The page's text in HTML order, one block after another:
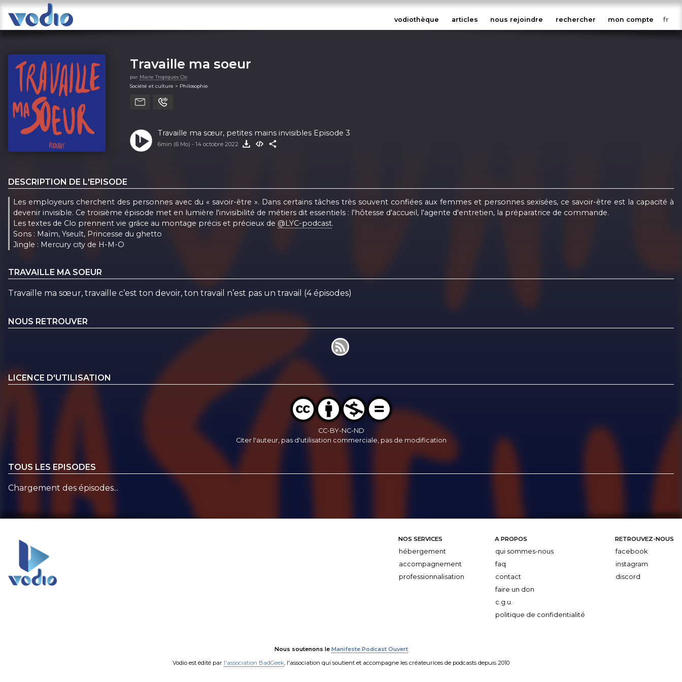
vodiothèque articles nous rejoindre rechercher mon compte
Travaille ma soeur
par Marie Tropiques Clo
Société et culture > Philosophie
Travaille ma sœur, petites mains invisibles Episode 3
6min (6 Mo) - 14 octobre 2022
DESCRIPTION DE L'EPISODE
Les employeurs cherchent des personnes avec du « savoir-être ». Dans certains tâches très souvent confiées aux femmes et personnes sexisées, ce savoir-être est la capacité à
devenir invisible. Ce troisième épisode met en lumière l'invisibilité de métiers dit essentiels : l'hôtesse d'accueil, l'agente d'entretien, la préparatrice de commande.
Les textes de Clo prennent vie grâce au montage précis et précieux de @LYC-podcast.
Sons : Maïm, Yseult, Princesse du ghetto
Jingle : Mercury city de H-M-O
TRAVAILLE MA SOEUR
Travaille ma sœur, travaille c’est ton devoir, ton travail n’est pas un travail (4 épisodes)
NOUS RETROUVER
LICENCE D'UTILISATION
CC-BY-NC-ND
Citer l'auteur, pas d'utilisation commerciale, pas de modification
TOUS LES EPISODES
Chargement des épisodes...
NOS SERVICES
hébergement
accompagnement
professionnalisation
A PROPOS
qui sommes-nous
faq
contact
faire un don
c.g.u.
politique de confidentialité
RETROUVEZ-NOUS
facebook
instagram
discord
Nous soutenons le Manifeste Podcast Ouvert
Vodio est édité par l'association BadGeek , l'association qui soutient et accompagne les créateurices de podcasts depuis 2010